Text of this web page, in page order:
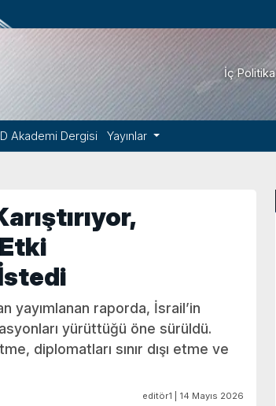
İç Politika
Akademi Dergisi Yayınlar
yayımlanan raporda, İsrail’in
yürüttüğü öne sürüldü.
diplomatları sınır dışı etme ve
editör1 | 14 Mayıs 2026